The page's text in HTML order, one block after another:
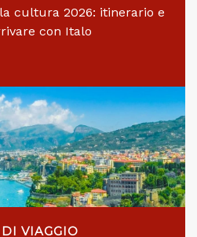
cultura 2026: itinerario e
con Italo
VIAGGIO